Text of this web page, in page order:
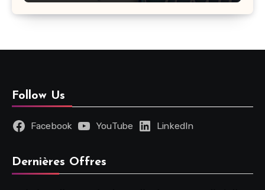
Follow Us
Facebook YouTube LinkedIn
Dernières Offres